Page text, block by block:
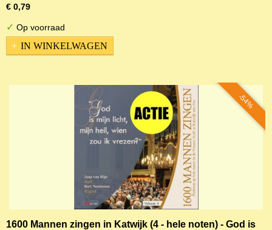
€ 0,79
✓ Op voorraad
IN WINKELWAGEN
-54%
1600 Mannen zingen in Katwijk (4 - hele noten) - God is